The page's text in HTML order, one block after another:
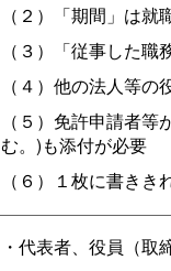
（２）「期間」は
（３）「従事した
（４）他の法人等
（５）免許申請者
む。)も添付が必要
（６）１枚に書き
・代表者、役員（